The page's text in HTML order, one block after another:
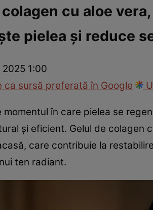
EvenimenteHoroscopRețete
cu aloe
pielea și reduce
1:00
ca sursă preferată în Google
momentul în care pielea se
și eficient. Gelul de colagen
care contribuie la
ten radiant.